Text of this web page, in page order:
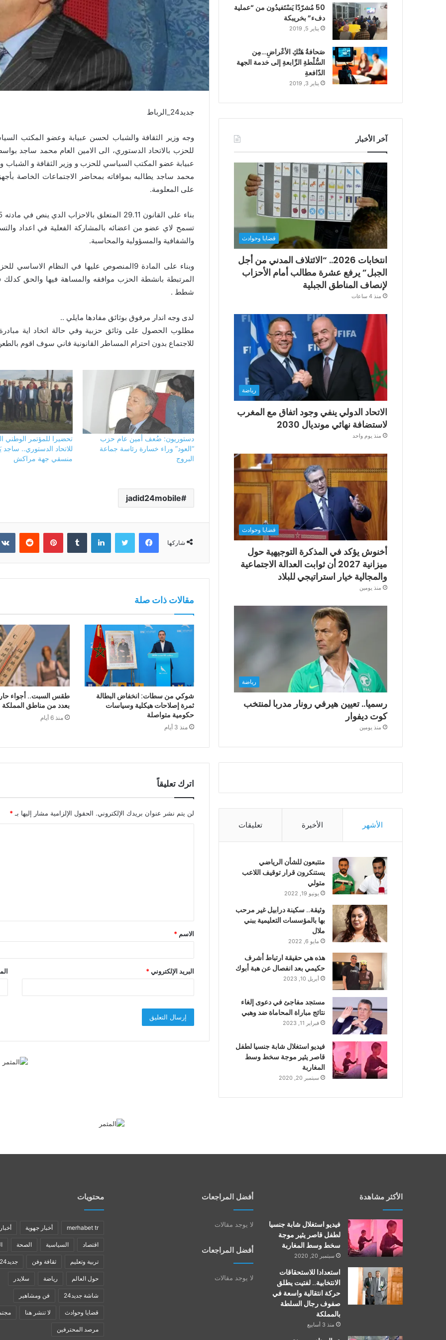
جديد24_الرباط
وجه وزير الثقافة والشباب لحسن عبيابة وعضو المكتب
للحزب بالاتحاد الدستوري، الى الامين العام محمد ساجد
عبيابة عضو المكتب السياسي للحزب و وزير الثقافة و الشباب
محمد ساجد يطالبه بموافاته بمحاضر الاجتماعات الخاصة
على المعلومة.
تسمح لاي عضو من اعضائه بالمشاركة الفعلية في اعداد
والشفافية والمسؤولية والمحاسبة.
وبناء على المادة 9المنصوص عليها في النظام
المرتبطة بانشطة الحزب موافقه والمساهة فيها والحق
شطط .
لدى وجه اندار مرفوق بوثائق مفادها مايلي ..
مطلوب الحصول على وثائق حزبية وفي حالة اتخاد اية مبادرة
للاجتماع بدون احترام المساطر القانونية فاني سوف اقوم
دستوريون: ضُعف أمين عام حزب
“العود” وراء خسارة رئاسة جماعة
البروج
تحضيرا للمؤتمر الوطني
للاتحاد الدستوري.. ساجد
منسقي جهة مراكش
jadid24mobile
شاركها
فيسبوك تويتر لينكدإن بينتيريست
مقالات ذات صلة
شوكي من سطات: انخفاض البطالة
ثمرة إصلاحات هيكلية وسياسات
حكومية متواصلة
منذ 3 أيام
طقس السبت.. أجواء
بعدد من مناطق المملكة
منذ 6 أيام
اترك تعليقاً
لن يتم نشر عنوان بريدك الإلكتروني. الحقول الإلزامية مشار إليها بـ*
ق
*
الاسم *
البريد الإلكتروني*
50 مُشرّدًا يَسْتَفيدُون من “عملية
دفء” بخريبكة
يناير 5, 2019
صَحافةُ هَتْكِ الأعْراضِ…مِن
السُّلْطةِ الرِّابعةِ إلى خدمة الجهة
الدّافعةِ
يناير 3, 2019
آخر الأخبار
قضايا وحوادث
انتخابات 2026.. “الائتلاف المدني من أجل
الجبل” يرفع عشرة مطالب أمام الأحزاب
لإنصاف المناطق الجبلية
منذ 4 ساعات
رياضة
الاتحاد الدولي ينفي وجود اتفاق مع المغرب
لاستضافة نهائي مونديال 2030
منذ يوم واحد
قضايا وحوادث
أخنوش يؤكد في المذكرة التوجيهية حول
ميزانية 2027 أن ثوابت العدالة الاجتماعية
والمجالية خيار استراتيجي للبلاد
منذ يومين
رياضة
رسميا.. تعيين هيرفي رونار مدربا لمنتخب
كوت ديفوار
منذ يومين
الأشهر الأخيرة تعليقات
متتبعون للشأن الرياضي
يستنكرون قرار توقيف اللاعب
متولي
يونيو 19, 2022
وثيقة.. سكينة درابيل غير مرحب
بها بالمؤسسات التعليمية ببني
ملال
مايو 6, 2022
هذه هي حقيقة ارتباط أشرف
حكيمي بعد انفصال عن هبة أبوك
أبريل 10, 2023
مستجد مفاجئ في دعوى إلغاء
نتائج مباراة المحاماة ضد وهبي
فبراير 11, 2023
فيديو استغلال شابة جنسيا لطفل
قاصر يثير موجة سخط وسط
المغاربة
سبتمبر 20, 2020
الأكثر مشاهدة
فيديو استغلال شابة جنسيا
لطفل قاصر يثير موجة
سخط وسط المغاربة
سبتمبر 20, 2020
استعدادا للاستحقاقات
الانتخابية.. لفتيت يطلق
حركة انتقالية واسعة في
صفوف رجال السلطة
بالمملكة
منذ 3 أسابيع
أفضل المراجعات
لا يوجد مقالات
أفضل المراجعات
لا يوجد مقالات
محتويات
merhabet tr أخبار جهوية
اقتصاد السياسية الصحة
تربية وتعليم ثقافة وفن جديد24
حول العالم رياضة سلايدر
شاشة جديد24 فن ومشاهير
قضايا وحوادث لا تنشر هنا
مرصد المحترفين